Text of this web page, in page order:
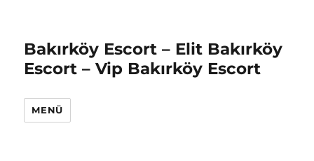
Bakırköy Escort – Elit Bakırköy
Escort – Vip Bakırköy Escort
MENÜ